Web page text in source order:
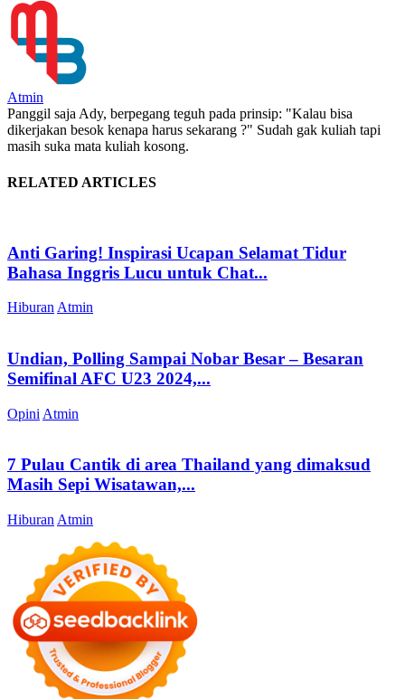
Atmin
Panggil saja Ady, berpegang teguh pada prinsip: "Kalau bisa
dikerjakan besok kenapa harus sekarang ?" Sudah gak kuliah tapi
masih suka mata kuliah kosong.
RELATED ARTICLES
Anti Garing! Inspirasi Ucapan Selamat Tidur
Bahasa Inggris Lucu untuk Chat...
Hiburan Atmin
Undian, Polling Sampai Nobar Besar – Besaran
Semifinal AFC U23 2024,...
Opini Atmin
7 Pulau Cantik di area Thailand yang dimaksud
Masih Sepi Wisatawan,...
Hiburan Atmin